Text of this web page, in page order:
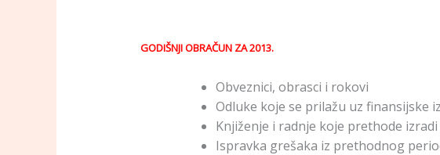
GODIŠNJI OBRAČUN ZA 2013.
Obveznici, obrasci i rokovi
Odluke koje se prilažu uz finansijske
Knjiženje i radnje koje prethode
Ispravka grešaka iz prethodnog